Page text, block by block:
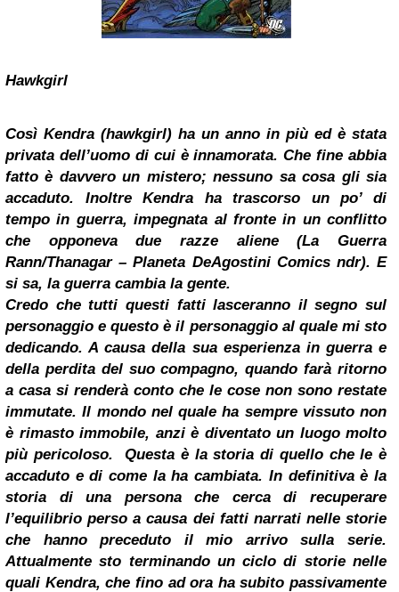
Hawkgirl
Così Kendra (hawkgirl) ha un anno in più ed è stata
privata dell’uomo di cui è innamorata. Che fine abbia
fatto è davvero un mistero; nessuno sa cosa gli sia
accaduto. Inoltre Kendra ha trascorso un po’ di
tempo in guerra, impegnata al fronte in un conflitto
che opponeva due razze aliene (La Guerra
Rann/Thanagar – Planeta DeAgostini Comics ndr). E
si sa, la guerra cambia la gente.
Credo che tutti questi fatti lasceranno il segno sul
personaggio e questo è il personaggio al quale mi sto
dedicando. A causa della sua esperienza in guerra e
della perdita del suo compagno, quando farà ritorno
a casa si renderà conto che le cose non sono restate
immutate. Il mondo nel quale ha sempre vissuto non
è rimasto immobile, anzi è diventato un luogo molto
più pericoloso.
Questa è la storia di quello che le è
accaduto e di come la ha cambiata. In definitiva è la
storia di una persona che cerca di recuperare
l’equilibrio perso a causa dei fatti narrati nelle storie
che hanno preceduto il mio arrivo sulla serie.
Attualmente sto terminando un ciclo di storie nelle
quali Kendra, che fino ad ora ha subito passivamente